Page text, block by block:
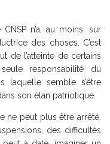
n’a, au moins, sur
des choses. C’est
de l’atteinte de certains
responsabilité du
laquelle semble s’être
son élan patriotique.
ne peut plus être arrêté.
des difficultés